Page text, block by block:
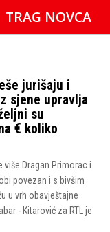
TRAG NOVCA
jurišaju i
sjene upravlja
su
€ koliko
Dragan Primorac i
povezan i s bivšim
u vrh obavještajne
- Kitarović za RTL je